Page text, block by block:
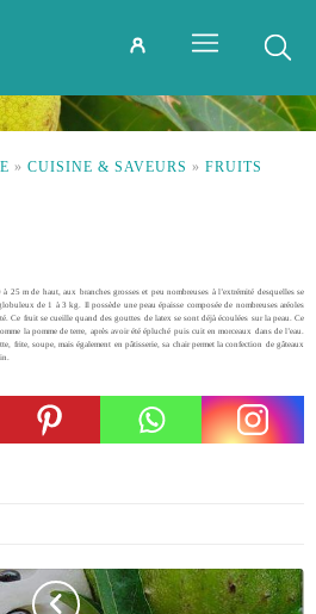
» CUISINE & SAVEURS » FRUITS
m de haut, aux branches grosses et peu nombreuses à l’extrémité desquelles se
de 1 à 3 kg. Il possède une peau épaisse composée de nombreuses aréoles
Ce fruit se cueille quand des gouttes de latex se sont déjà écoulées sur la peau. Ce
la pomme de terre, après avoir été épluché puis cuit en morceaux dans de l’eau.
frite, soupe, mais également en pâtisserie, sa chair permet la confection de gâteaux